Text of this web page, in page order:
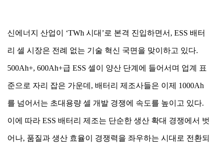
신에너지 산업이 ‘TWh 시대’로 본격 진입하면서, ESS 배터
리 셀 시장은 전례 없는 기술 혁신 국면을 맞이하고 있다.
500Ah+, 600Ah+급 ESS 셀이 양산 단계에 들어서며 업계 표
준으로 자리 잡은 가운데, 배터리 제조사들은 이제 1000Ah
를 넘어서는 초대용량 셀 개발 경쟁에 속도를 높이고 있다.
이에 따라 ESS 배터리 제조는 단순한 생산 확대 경쟁에서 벗
어나, 품질과 생산 효율이 경쟁력을 좌우하는 시대로 전환되